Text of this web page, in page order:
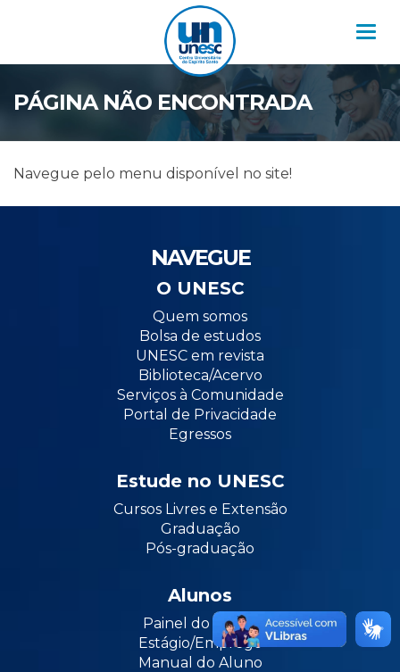
PÁGINA NÃO ENCONTRADA
Navegue pelo menu disponível no site!
NAVEGUE
O UNESC
Quem somos
Bolsa de estudos
UNESC em revista
Biblioteca/Acervo
Serviços à Comunidade
Portal de Privacidade
Egressos
Estude no UNESC
Cursos Livres e Extensão
Graduação
Pós-graduação
Alunos
Painel do Aluno
Estágio/Emprego
Manual do Aluno